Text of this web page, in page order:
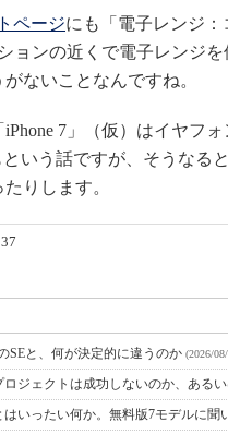
ページにも「電子レンジ：
ョンの近くで電子レンジ
ないことなんですね。
7」（仮）はイヤフ
いう話ですが、そうなる
りします。
SEと、何が決定的に違うのか (2026/
ジェクトは成功しないのか、ある
いったい何か。無料版7モデルに聞